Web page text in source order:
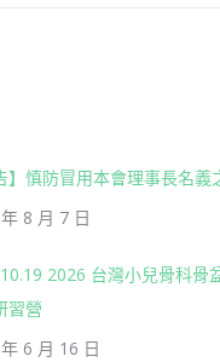
】慎防冒用本會理事長名義
8 月 7 日
2026 台灣小兒骨科骨
習營
6 月 16 日